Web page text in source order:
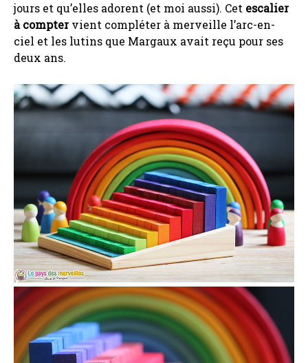
jours et qu’elles adorent (et moi aussi). Cet escalier
à comptervient compléter à merveille l’arc-en-
ciel et les lutins que Margaux avait reçu pour ses
deux ans.